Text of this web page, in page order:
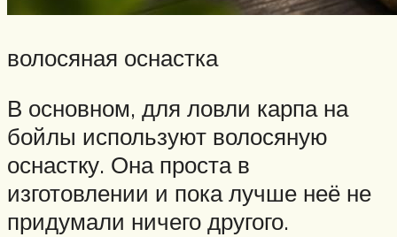
волосяная оснастка
В основном, для ловли карпа на
бойлы используют волосяную
оснастку. Она проста в
изготовлении и пока лучше неё не
придумали ничего другого.